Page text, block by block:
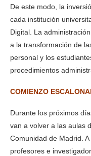
De este modo, la
cada institución
Digital. La
a la transformación de
personal y los
procedimientos
COMIENZO
Durante los próximos
van a volver a las aulas
Comunidad de Madrid.
profesores e